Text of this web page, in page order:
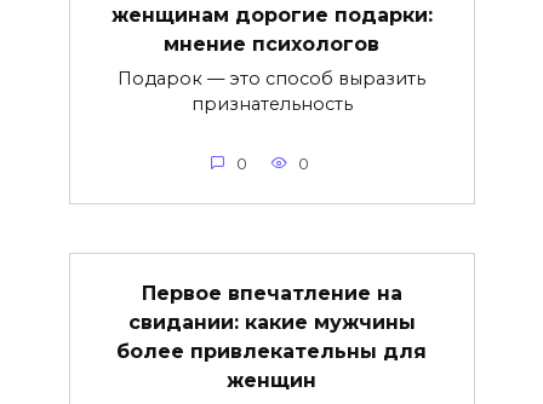
женщинам дорогие подарки:
мнение психологов
Подарок — это способ выразить
признательность
0 0
Первое впечатление на
свидании: какие мужчины
более привлекательны для
женщин